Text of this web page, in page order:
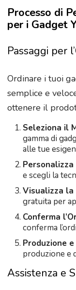
Processo di
per i Gadget
Passaggi per
Ordinare i tuoi
semplice e
ottenere il
Seleziona il
gamma di
alle tue
e scegli la
Visualizza la
gratuita per
Conferma
conferma
Produzione e
produzione e
Assistenza e